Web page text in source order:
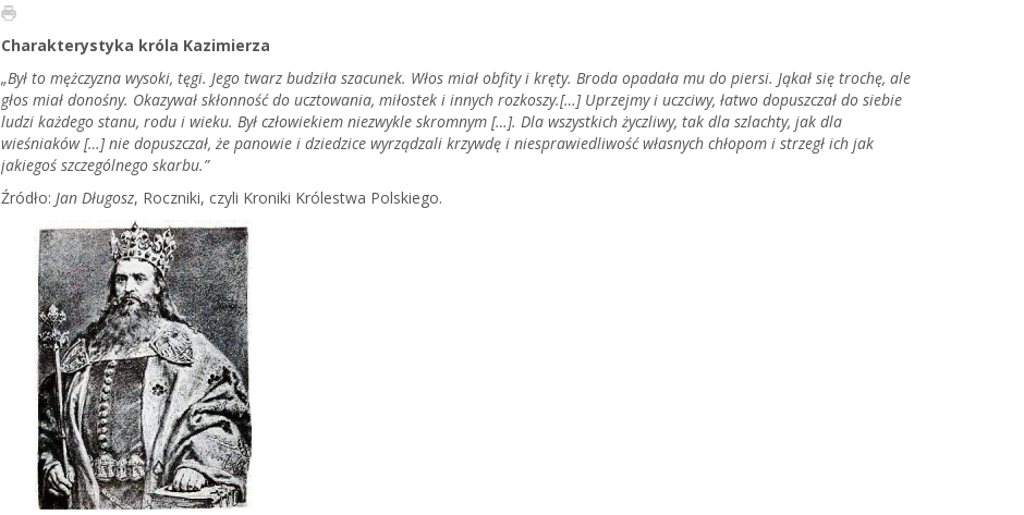
Charakterystyka króla Kazimierza
„Był to mężczyzna wysoki, tęgi. Jego twarz budziła szacunek. Włos miał obfity i kręty. Broda opadała mu do piersi. Jąkał się trochę, ale
głos miał donośny. Okazywał skłonność do ucztowania, miłostek i innych rozkoszy.[…] Uprzejmy i uczciwy, łatwo dopuszczał do siebie
ludzi każdego stanu, rodu i wieku. Był człowiekiem niezwykle skromnym […]. Dla wszystkich życzliwy, tak dla szlachty, jak dla
wieśniaków […] nie dopuszczał, że panowie i dziedzice wyrządzali krzywdę i niesprawiedliwość własnych chłopom i strzegł ich jak
jakiegoś szczególnego skarbu.”
Źródło: Jan Długosz, Roczniki, czyli Kroniki Królestwa Polskiego.